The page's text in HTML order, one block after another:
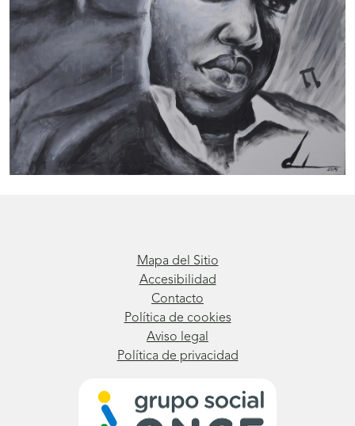
Mapa del Sitio
Accesibilidad
Contacto
Política de cookies
Aviso legal
Política de privacidad